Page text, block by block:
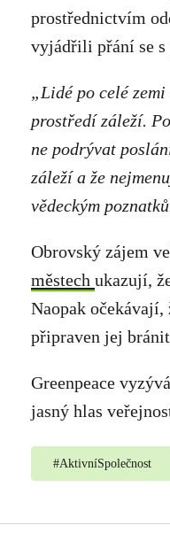
prostřednictvím
vyjádřili přání se s
„Lidé po celé
prostředí záleží.
ne podrývat
záleží a že
vědeckým
Obrovský zájem
městech ukazují,
Naopak
připraven jej
Greenpeace
jasný hlas
#AktivníSpolečnost